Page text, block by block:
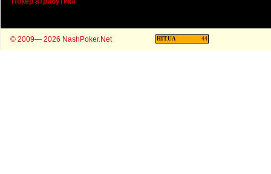
© 2009— 2026 NashPoker.Net HIT.UA 44